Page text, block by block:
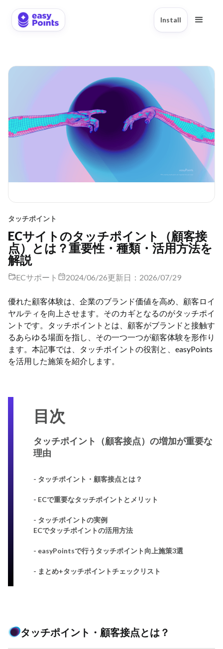
Install
タッチポイント
ECサイトのタッチポイント（顧客接
点）とは？重要性・種類・活用方法を
解説
ECサポート 2024/06/26更新日：2026/07/29
優れた顧客体験は、企業のブランド価値を高め、顧客ロイ
ヤルティを向上させます。そのカギとなるのがタッチポイ
ントです。タッチポイントとは、顧客がブランドと接触す
るあらゆる場面を指し、その一つ一つが顧客体験を形作り
ます。本記事では、タッチポイントの役割と、easyPoints
を活用した施策を紹介します。
目次
タッチポイント（顧客接点）の増加が重要な
理由
- タッチポイント・顧客接点とは？
- ECで重要なタッチポイントとメリット
- タッチポイントの実例
ECでタッチポイントの活用方法
- easyPointsで行うタッチポイント向上施策3選
- まとめ+タッチポイントチェックリスト
タッチポイント・顧客接点とは？